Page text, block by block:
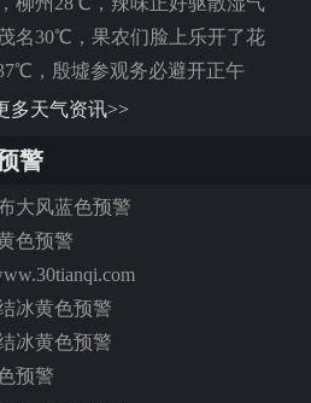
名30℃，果农们脸上乐开了花
，殷墟参观务必避开正午
多天气资讯>>
警
大风蓝色预警
色预警
冰黄色预警
冰黄色预警
预警